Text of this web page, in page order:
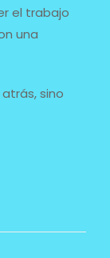
el trabajo
una
sino